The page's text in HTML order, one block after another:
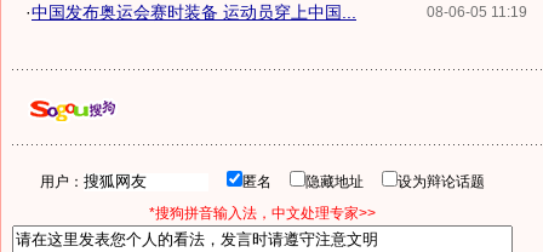
08-06-05 11:19
·中国发布奥运会赛时装备 运动员穿上中国...
用户： 匿名 隐藏地址
设为辩论话题
*搜狗拼音输入法，中文处理专家>>